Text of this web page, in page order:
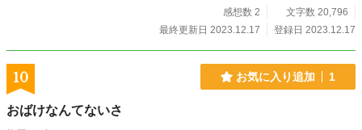
感想数 2
文字数 20,796
最終更新日 2023.12.17
登録日 2023.12.17
10 お気に入り追加 1
おばけなんてないさ